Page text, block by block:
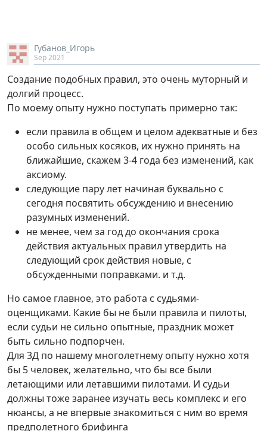
Губанов_Игорь
Sep 2021
Создание подобных правил, это очень муторный и
долгий процесс.
По моему опыту нужно поступать примерно так:
если правила в общем и целом адекватные и без
особо сильных косяков, их нужно принять на
ближайшие, скажем 3-4 года без изменений, как
аксиому.
следующие пару лет начиная буквально с
сегодня посвятить обсуждению и внесению
разумных изменений.
не менее, чем за год до окончания срока
действия актуальных правил утвердить на
следующий срок действия новые, с
обсужденными поправками. и т.д.
Но самое главное, это работа с судьями-
оценщиками. Какие бы не были правила и пилоты,
если судьи не сильно опытные, праздник может
быть сильно подпорчен.
Для 3Д по нашему многолетнему опыту нужно хотя
бы 5 человек, желательно, что бы все были
летающими или летавшими пилотами. И судьи
должны тоже заранее изучать весь комплекс и его
нюансы, а не впервые знакомиться с ним во время
предполетного брифинга